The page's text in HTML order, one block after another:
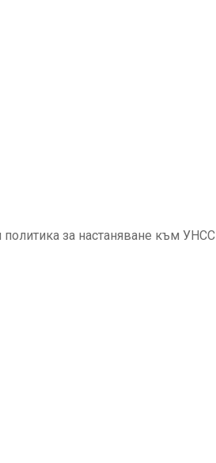
за настаняване към УНСС